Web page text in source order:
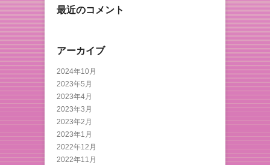
最近のコメント
アーカイブ
2024年10月
2023年5月
2023年4月
2023年3月
2023年2月
2023年1月
2022年12月
2022年11月